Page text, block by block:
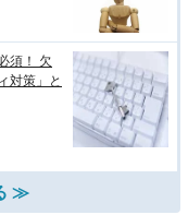
須！ 欠
対策」と
≫